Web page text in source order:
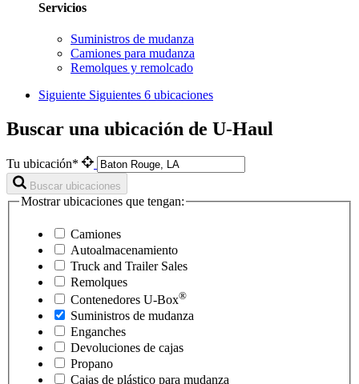
Servicios
Suministros de mudanza
Camiones para mudanza
Remolques y remolcado
Siguiente Siguientes 6 ubicaciones
Buscar una ubicación de U-Haul
Tu ubicación*
Buscar ubicaciones
Mostrar ubicaciones que tengan:
Camiones
Autoalmacenamiento
Truck and Trailer Sales
Remolques
Contenedores U-Box®
Suministros de mudanza
Enganches
Devoluciones de cajas
Propano
Cajas de plástico para mudanza